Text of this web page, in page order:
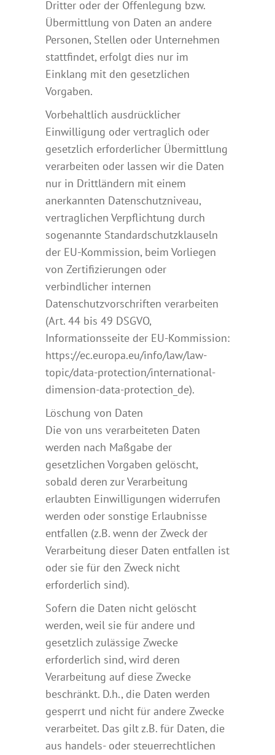
Dritter oder der Offenlegung bzw.
Übermittlung von Daten an andere
Personen, Stellen oder Unternehmen
stattfindet, erfolgt dies nur im
Einklang mit den gesetzlichen
Vorgaben.
Vorbehaltlich ausdrücklicher
Einwilligung oder vertraglich oder
gesetzlich erforderlicher Übermittlung
verarbeiten oder lassen wir die Daten
nur in Drittländern mit einem
anerkannten Datenschutzniveau,
vertraglichen Verpflichtung durch
sogenannte Standardschutzklauseln
der EU-Kommission, beim Vorliegen
von Zertifizierungen oder
verbindlicher internen
Datenschutzvorschriften verarbeiten
(Art. 44 bis 49 DSGVO,
Informationsseite der EU-Kommission:
https://ec.europa.eu/info/law/law-
topic/data-protection/international-
dimension-data-protection_de).
Löschung von Daten
Die von uns verarbeiteten Daten
werden nach Maßgabe der
gesetzlichen Vorgaben gelöscht,
sobald deren zur Verarbeitung
erlaubten Einwilligungen widerrufen
werden oder sonstige Erlaubnisse
entfallen (z.B. wenn der Zweck der
Verarbeitung dieser Daten entfallen ist
oder sie für den Zweck nicht
erforderlich sind).
Sofern die Daten nicht gelöscht
werden, weil sie für andere und
gesetzlich zulässige Zwecke
erforderlich sind, wird deren
Verarbeitung auf diese Zwecke
beschränkt. D.h., die Daten werden
gesperrt und nicht für andere Zwecke
verarbeitet. Das gilt z.B. für Daten, die
aus handels- oder steuerrechtlichen